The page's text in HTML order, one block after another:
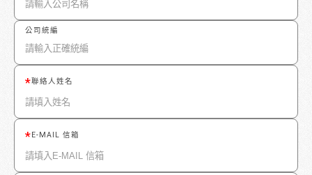
公司統編
聯絡人姓名
E-MAIL 信箱